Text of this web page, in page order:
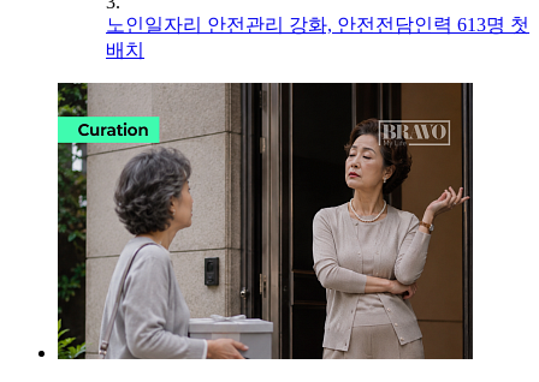
노인일자리 안전관리 강화, 안전전담인력 613명 첫
배치